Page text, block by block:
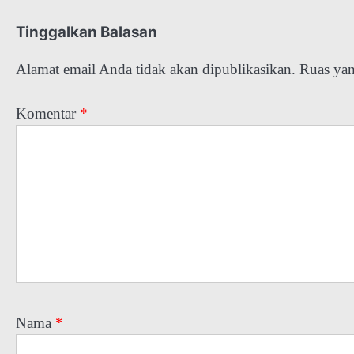
Tinggalkan Balasan
Alamat email Anda tidak akan dipublikasikan. Ruas
Komentar *
Nama *